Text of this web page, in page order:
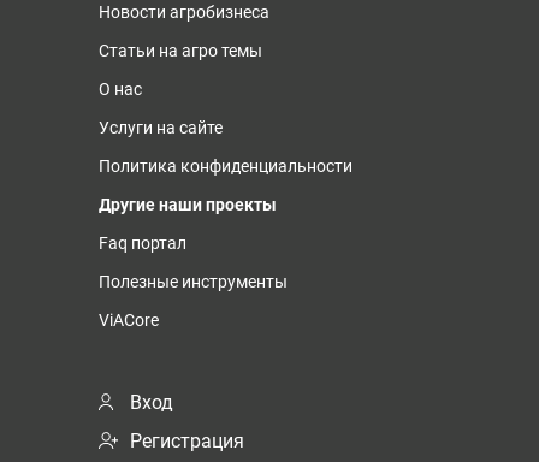
Новости агробизнеса
Статьи на агро темы
О нас
Услуги на сайте
Политика конфиденциальности
Другие наши проекты
Faq портал
Полезные инструменты
ViACore
Вход
Регистрация